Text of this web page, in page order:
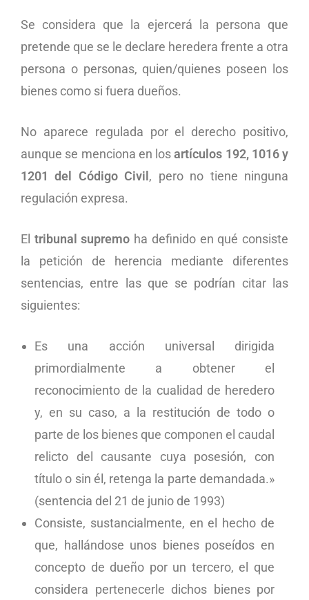
Se considera que la ejercerá la persona que
pretende que se le declare heredera frente a otra
persona o personas, quien/quienes poseen los
bienes como si fuera dueños.
No aparece regulada por el derecho positivo,
aunque se menciona en losartículos 192, 1016 y
1201 del Código Civil , pero no tiene ninguna
regulación expresa.
El tribunal supremo ha definido en qué consiste
la petición de herencia mediante diferentes
sentencias, entre las que se podrían citar las
siguientes:
Es una acción universal dirigida
primordialmente a obtener el
reconocimiento de la cualidad de heredero
y, en su caso, a la restitución de todo o
parte de los bienes que componen el caudal
relicto del causante cuya posesión, con
título o sin él, retenga la parte demandada.»
(sentencia del 21 de junio de 1993)
Consiste, sustancialmente, en el hecho de
que, hallándose unos bienes poseídos en
concepto de dueño por un tercero, el que
considera pertenecerle dichos bienes por